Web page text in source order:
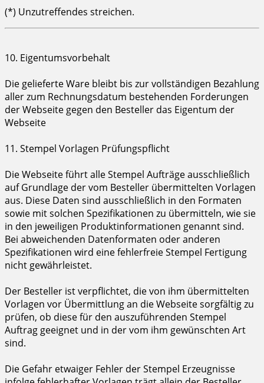
(*) Unzutreffendes streichen.
10. Eigentumsvorbehalt
Die gelieferte Ware bleibt bis zur vollständigen Bezahlung
aller zum Rechnungsdatum bestehenden Forderungen
der Webseite gegen den Besteller das Eigentum der
Webseite
11. Stempel Vorlagen Prüfungspflicht
Die Webseite führt alle Stempel Aufträge ausschließlich
auf Grundlage der vom Besteller übermittelten Vorlagen
aus. Diese Daten sind ausschließlich in den Formaten
sowie mit solchen Spezifikationen zu übermitteln, wie sie
in den jeweiligen Produktinformationen genannt sind.
Bei abweichenden Datenformaten oder anderen
Spezifikationen wird eine fehlerfreie Stempel Fertigung
nicht gewährleistet.
Der Besteller ist verpflichtet, die von ihm übermittelten
Vorlagen vor Übermittlung an die Webseite sorgfältig zu
prüfen, ob diese für den auszuführenden Stempel
Auftrag geeignet und in der vom ihm gewünschten Art
sind.
Die Gefahr etwaiger Fehler der Stempel Erzeugnisse